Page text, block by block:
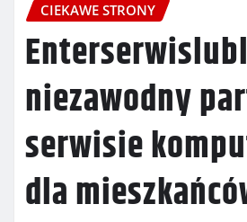
CIEKAWE STRONY
niezawodny
serwisie
dla